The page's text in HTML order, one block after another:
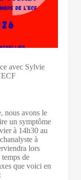
avec Sylvie
nous avons le
un symptôme
à 14h30 au
à
lors
de
que voici en